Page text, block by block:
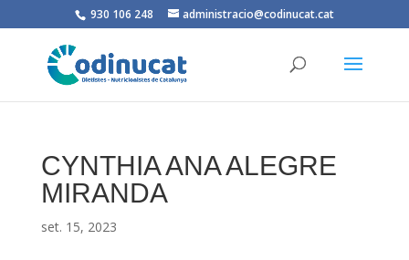
930 106 248 administracio@codinucat.cat
CYNTHIA ANA ALEGRE
MIRANDA
set. 15, 2023